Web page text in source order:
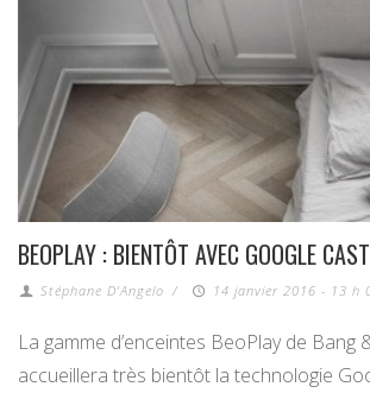
BEOPLAY : BIENTÔT AVEC GOOGLE
Stéphane D'Angelo / 14 janvier 2016 - 13 h
La gamme d’enceintes BeoPlay de Bang
accueillera très bientôt la technologie